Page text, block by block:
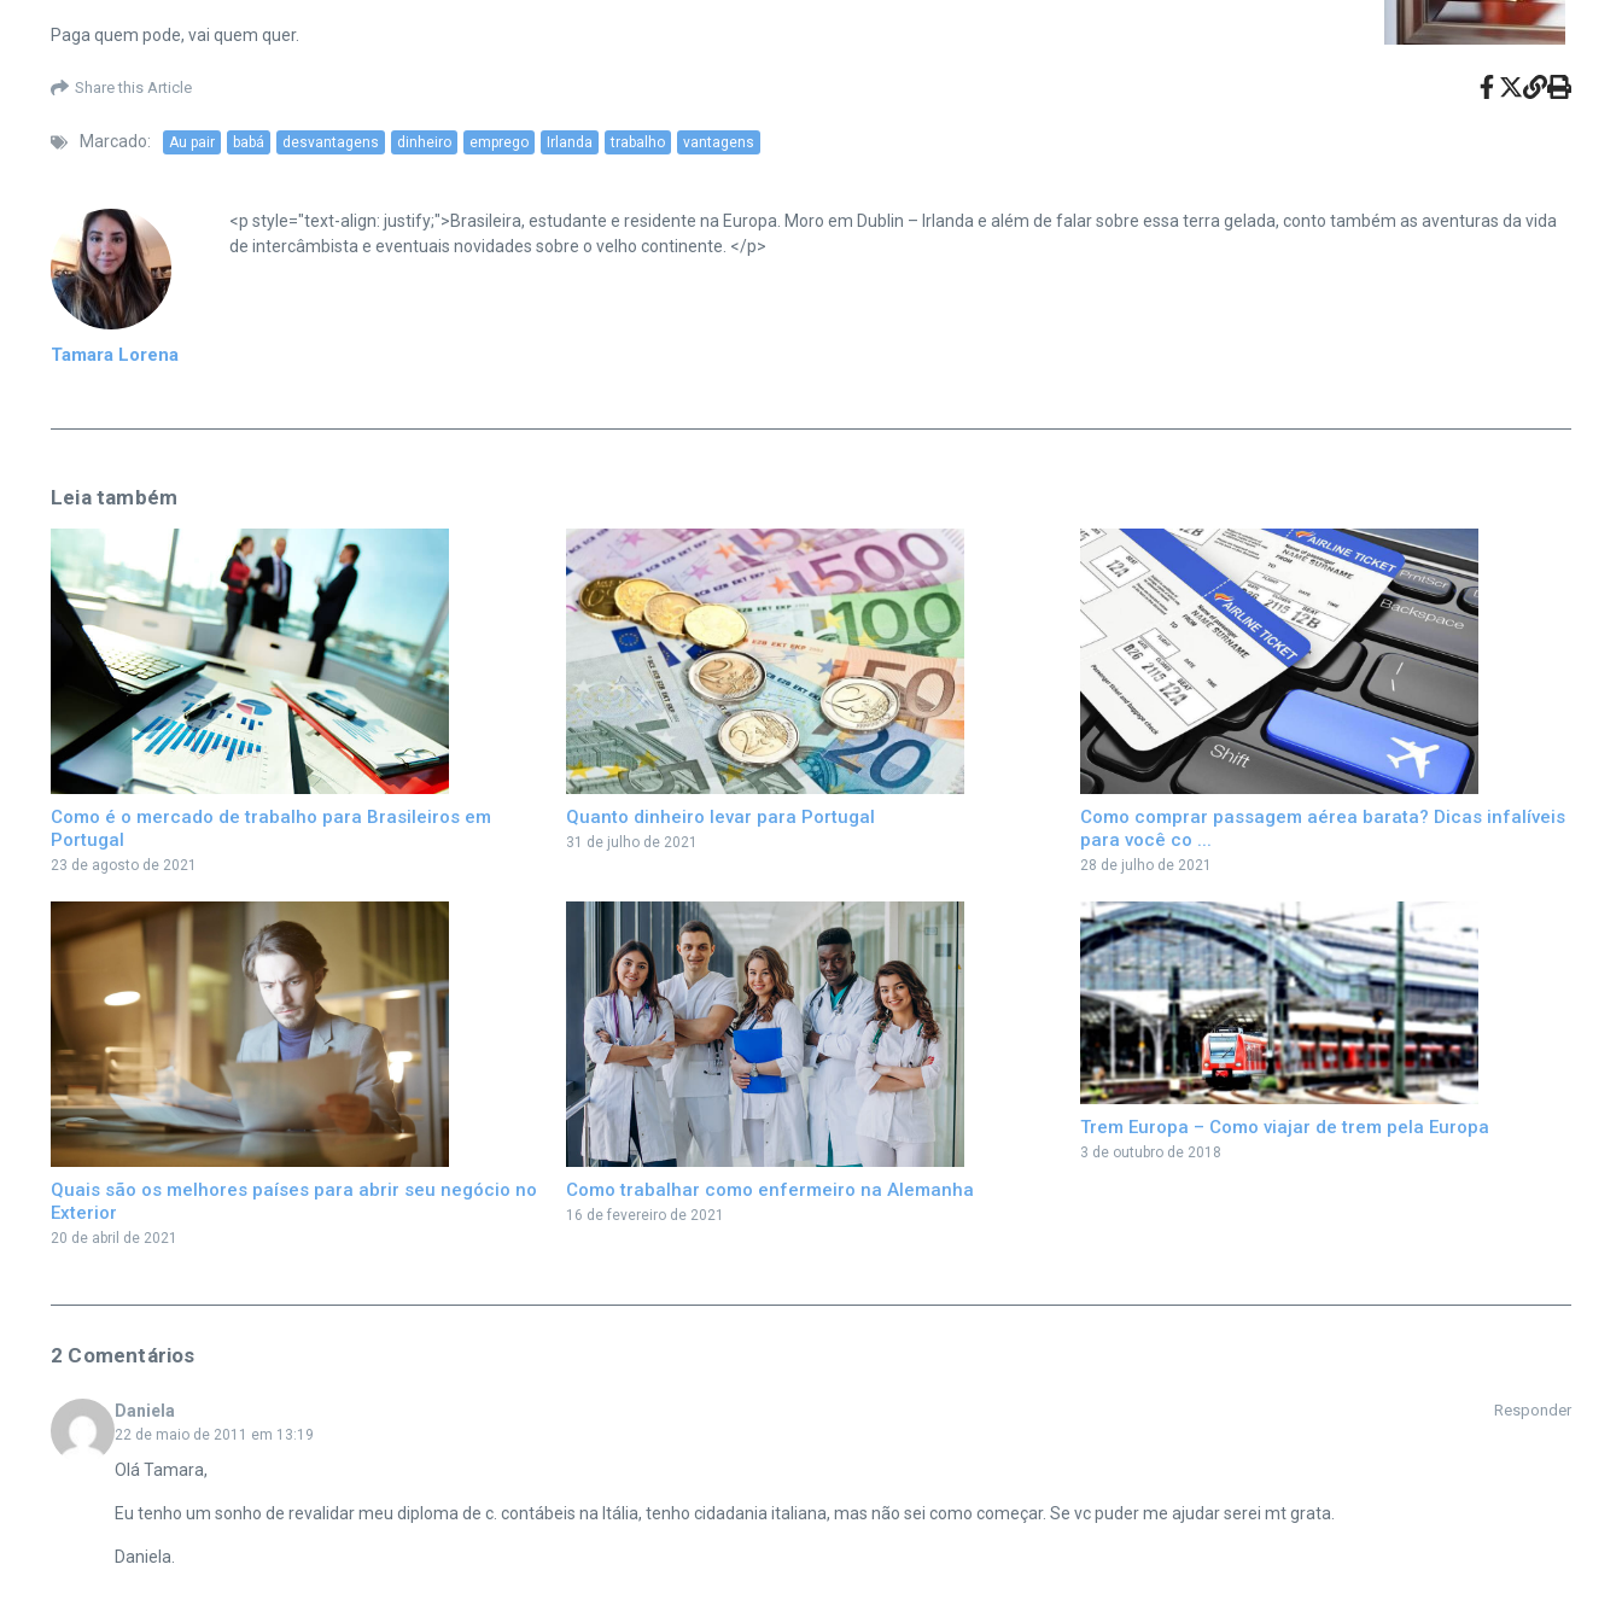
Paga quem pode, vai quem quer.
Share this Article
Marcado: Au pair babá desvantagens dinheiro emprego Irlanda trabalho vantagens
Tamara Lorena
<p style="text-align: justify;">Brasileira, estudante e residente na Europa. Moro em Dublin – Irlanda e além de falar sobre essa terra gelada, conto também as aventuras da vida
de intercâmbista e eventuais novidades sobre o velho continente. </p>
Leia também
Como é o mercado de trabalho para Brasileiros em
Portugal
23 de agosto de 2021
Quanto dinheiro levar para Portugal
31 de julho de 2021
Como comprar passagem aérea barata? Dicas infalíveis
para você co ...
28 de julho de 2021
Quais são os melhores países para abrir seu negócio no
Exterior
20 de abril de 2021
Como trabalhar como enfermeiro na Alemanha
16 de fevereiro de 2021
Trem Europa – Como viajar de trem pela Europa
3 de outubro de 2018
2 Comentários
Daniela
22 de maio de 2011 em 13:19
Responder
Olá Tamara,
Eu tenho um sonho de revalidar meu diploma de c. contábeis na Itália, tenho cidadania italiana, mas não sei como começar. Se vc puder me ajudar serei mt grata.
Daniela.